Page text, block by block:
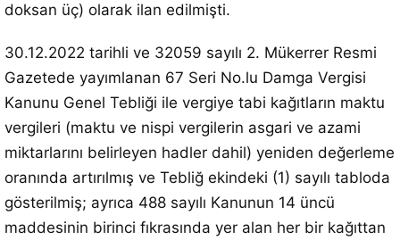
doksan üç) olarak ilan edilmişti.
30.12.2022 tarihli ve 32059 sayılı 2. Mükerrer Resmi
Gazetede yayımlanan 67 Seri No.lu Damga Vergisi
Kanunu Genel Tebliği ile vergiye tabi kağıtların maktu
vergileri (maktu ve nispi vergilerin asgari ve azami
miktarlarını belirleyen hadler dahil) yeniden değerleme
oranında artırılmış ve Tebliğ ekindeki (1) sayılı tabloda
gösterilmiş; ayrıca 488 sayılı Kanunun 14 üncü
maddesinin birinci fıkrasında yer alan her bir kağıttan